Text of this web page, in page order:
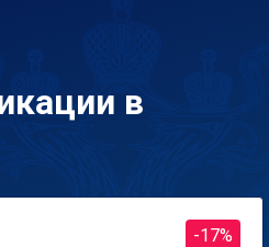
в
-17%